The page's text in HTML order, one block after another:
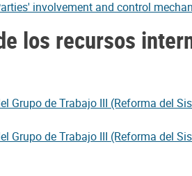
involvement and control
los recursos
Grupo de Trabajo III (Reforma del
Grupo de Trabajo III (Reforma del